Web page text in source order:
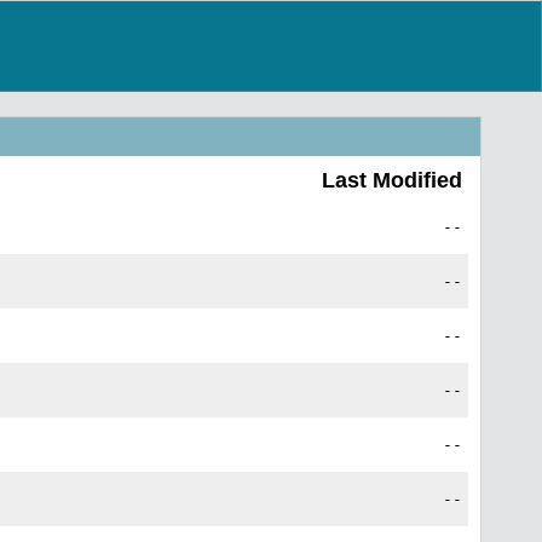
Last Modified
--
--
--
--
--
--